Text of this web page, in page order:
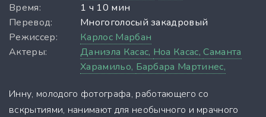
Время:
1 ч 10 мин
Перевод:
Многоголосый закадровый
Режиссер:
Карлос Марбан
Актеры:
Даниэла Касас, Ноа Касас,Саманта
Харамильо, Барбара Мартинес,
Инну, молодого фотографа, работающего со
вскрытиями, нанимают для необычного и мрачного